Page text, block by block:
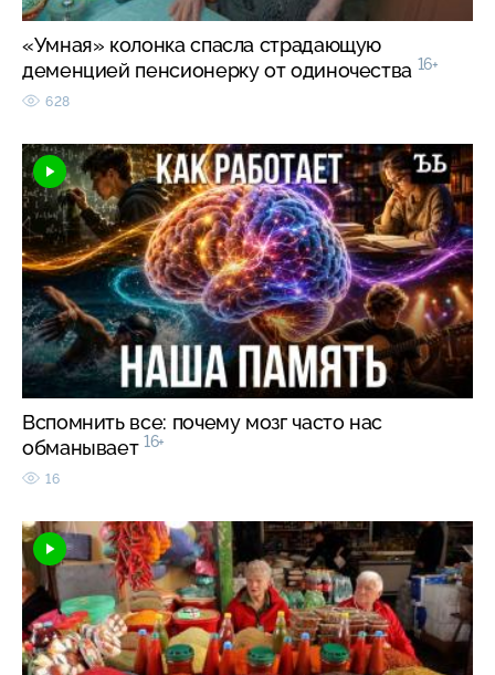
«Умная» колонка спасла страдающую
деменцией пенсионерку от одиночества 16+
628
Вспомнить все: почему мозг часто нас
обманывает 16+
16